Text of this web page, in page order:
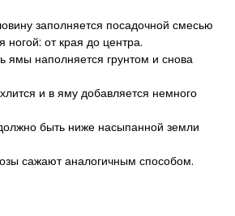
заполняется посадочной смесью
ногой: от края до центра.
ямы наполняется грунтом и снова
и в яму добавляется немного
быть ниже насыпанной земли
сажают аналогичным способом.